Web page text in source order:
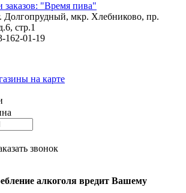
заказов: "Время пива"
мкр. Хлебниково, пр.
стр.1
162-01-19
на карте
звонок
алкоголя вредит Вашему